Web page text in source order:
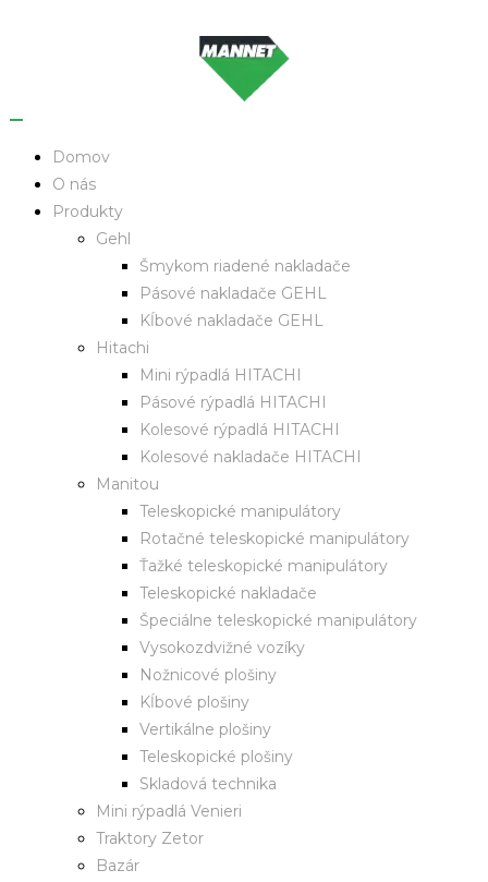
Domov
O nás
Produkty
Gehl
Šmykom riadené nakladače
Pásové nakladače GEHL
Kĺbové nakladače GEHL
Hitachi
Mini rýpadlá HITACHI
Pásové rýpadlá HITACHI
Kolesové rýpadlá HITACHI
Kolesové nakladače HITACHI
Manitou
Teleskopické manipulátory
Rotačné teleskopické manipulátory
Ťažké teleskopické manipulátory
Teleskopické nakladače
Špeciálne teleskopické manipulátory
Vysokozdvižné vozíky
Nožnicové plošiny
Kĺbové plošiny
Vertikálne plošiny
Teleskopické plošiny
Skladová technika
Mini rýpadlá Venieri
Traktory Zetor
Bazár